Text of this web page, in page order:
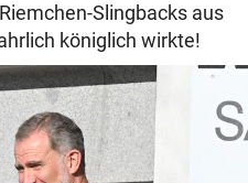
Slingbacks aus
königlich wirkte!